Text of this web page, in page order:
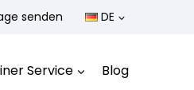
senden DE
Service Blog